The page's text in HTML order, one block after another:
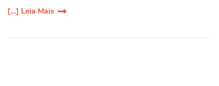
[...] Leia Mais